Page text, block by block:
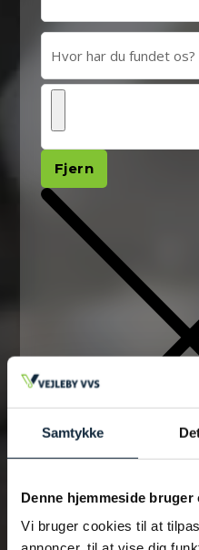
Samtykke
Denne hjemmeside bruger
Vi bruger cookies til at
Fjern
Tilføj filer (max 5)